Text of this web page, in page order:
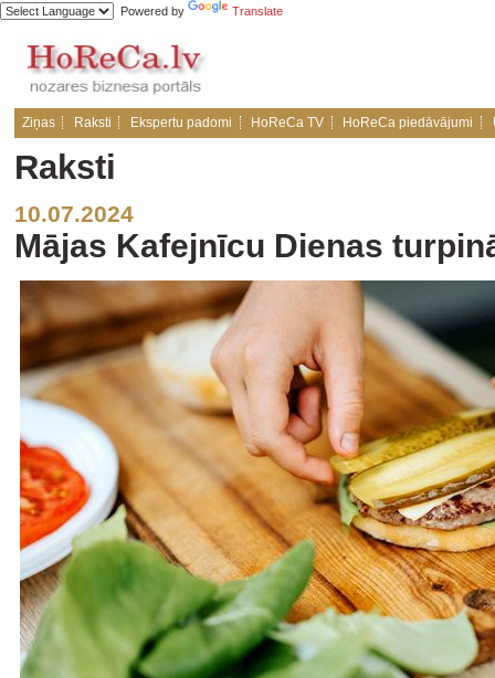
Powered by Translate
Ziņas Raksti Ekspertu padomi HoReCa TV HoReCa piedāvājumi
Raksti
10.07.2024
Mājas Kafejnīcu Dienas